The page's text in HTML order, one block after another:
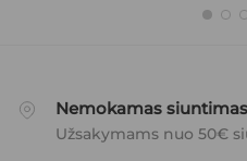
Nemokamas siuntimas
Užsakymams nuo 50€